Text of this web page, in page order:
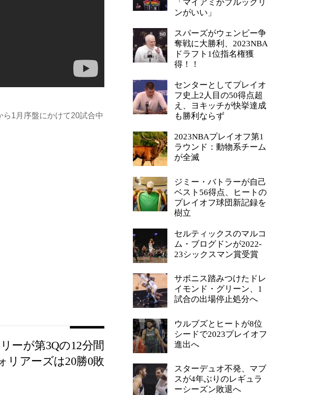
1月序盤にかけて20試合中
ーが第3Qの12分間
リアーズは20勝0敗
「マイアミかブルックリ
ンがいい」
スパーズがウェンビー争
奪戦に大勝利、2023NBA
ドラフト1位指名権獲
得！！
センターとしてプレイオ
フ史上2人目の50得点超
え、ヨキッチが快挙達成
も勝利ならず
2023NBAプレイオフ第1
ラウンド：動物系チーム
が全滅
ジミー・バトラーが自己
ベスト56得点、ヒートの
プレイオフ球団新記録を
樹立
セルティックスのマルコ
ム・ブログドンが2022-
23シックスマン賞受賞
サボニス踏みつけたドレ
イモンド・グリーン、1
試合の出場停止処分へ
ウルブズとヒートが8位
シードで2023プレイオフ
進出へ
スターデュオ不発、マブ
スが4年ぶりのレギュラ
ーシーズン敗退へ